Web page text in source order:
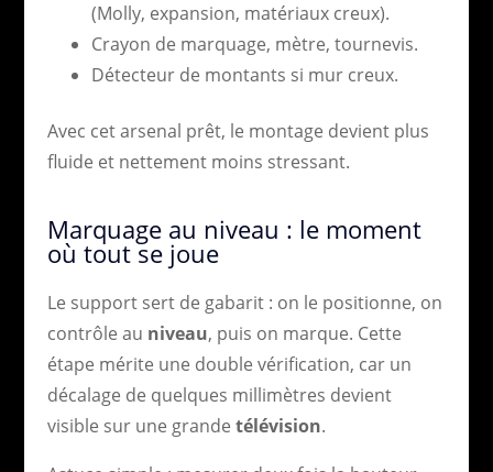
(Molly, expansion, matériaux creux).
Crayon de marquage, mètre, tournevis.
Détecteur de montants si mur creux.
Avec cet arsenal prêt, le montage devient plus
fluide et nettement moins stressant.
Marquage au niveau : le moment
où tout se joue
Le support sert de gabarit : on le positionne, on
contrôle au niveau, puis on marque. Cette
étape mérite une double vérification, car un
décalage de quelques millimètres devient
visible sur une grande télévision.